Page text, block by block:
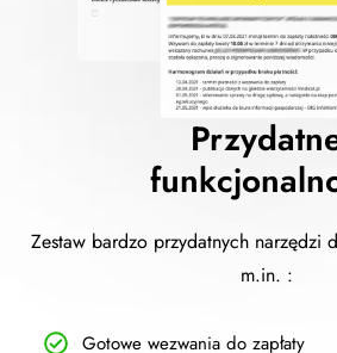
Zestaw bardzo przydatnych narzędzi
m.in. :
Gotowe wezwania do zapłaty